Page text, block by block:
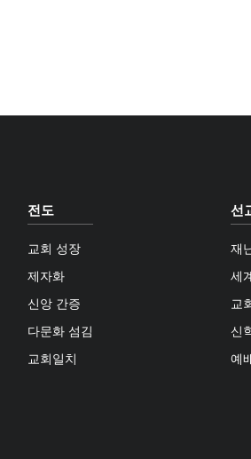
전도
교회 성장
제자화
신앙 간증
다문화 섬김
교회일치
선
재
세
교
신
예